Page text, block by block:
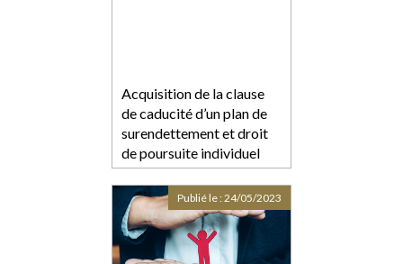
Acquisition de la clause
de caducité d’un plan de
surendettement et droit
de poursuite individuel
des créanciers
Publié le :24/05/2023